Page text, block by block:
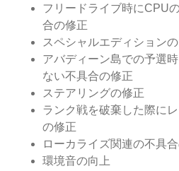
フリードライブ時にCPU
合の修正
スペシャルエディション
アバディーン島での予選
ない不具合の修正
ステアリングの修正
ランク戦を破棄した際に
の修正
ローカライズ関連の不具
環境音の向上